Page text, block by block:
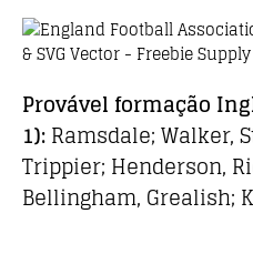
Provável formação
1):Ramsdale; Walker,
Trippier; Henderson,
Bellingham, Grealish;